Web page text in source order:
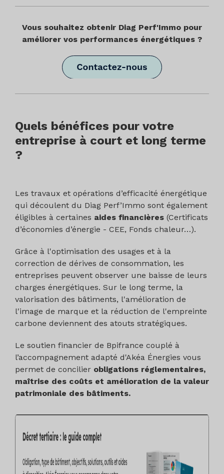
Vous souhaitez obtenir Diag Perf'Immo pour
améliorer vos performances énergétiques ?
Quels bénéfices pour votre
entreprise à court et long terme
?
Les travaux et opérations d’efficacité énergétique
qui découlent du Diag Perf’Immo sont également
éligibles à certaines aides financières (Certificats
d’économies d’énergie - CEE, Fonds chaleur…).
Grâce à l'optimisation des usages et à la
correction de dérives de consommation, les
entreprises peuvent observer une baisse de leurs
charges énergétiques. Sur le long terme, la
valorisation des bâtiments, l'amélioration de
l'image de marque et la réduction de l'empreinte
carbone deviennent des atouts stratégiques.
Le soutien financier de Bpifrance couplé à
l’accompagnement adapté d'Akéa Énergies vous
permet de concilier obligations réglementaires,
maîtrise des coûts et amélioration de la valeur
patrimoniale des bâtiments.